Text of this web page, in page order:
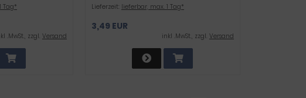
Tag*
.MwSt., zzgl. Versand
Lieferzeit: lieferbar, max. 1 Tag*
3,49 EUR
inkl .MwSt., zzgl. Versand